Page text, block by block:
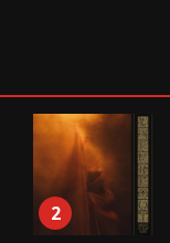
2